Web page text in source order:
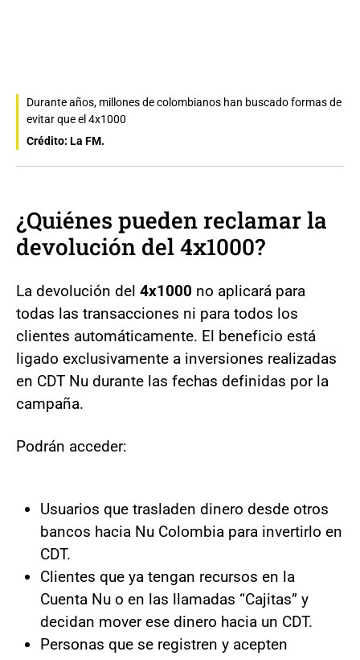
Durante años, millones de colombianos han buscado formas de
evitar que el 4x1000
Crédito: La FM.
¿Quiénes pueden reclamar la
devolución del 4x1000?
La devolución del 4x1000 no aplicará para
todas las transacciones ni para todos los
clientes automáticamente. El beneficio está
ligado exclusivamente a inversiones realizadas
en CDT Nu durante las fechas definidas por la
campaña.
Podrán acceder:
Usuarios que trasladen dinero desde otros
bancos hacia Nu Colombia para invertirlo en
CDT.
Clientes que ya tengan recursos en la
Cuenta Nu o en las llamadas “Cajitas” y
decidan mover ese dinero hacia un CDT.
Personas que se registren y acepten